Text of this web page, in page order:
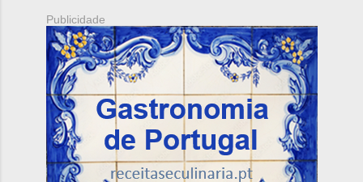
Publicidade